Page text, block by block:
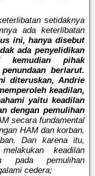
setidaknya
ada keterlibatan
ini, hanya disebut
ada penyelidikan
pihak
berlarut.
diteruskan, Andrie
keadilan,
yaitu keadilan
dengan pemulihan
secara fundamental
HAM dan korban,
Dan karena itu,
keadilan
pada pemulihan
cedera;